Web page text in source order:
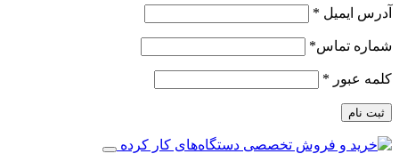
آدرس ایمیل *
شماره تماس*
کلمه عبور *
ثبت نام